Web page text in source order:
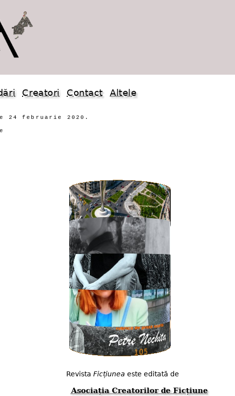
Creatori Contact Altele
februarie 2020.
Revista Ficțiunea este editată de
Asociația Creatorilor de Ficțiune